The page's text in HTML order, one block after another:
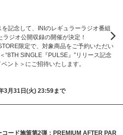
記念して、INIのレギュラーラジオ番組
ラジオ公開収録の開催が決定！
限定で、対象商品をご予約いただい
“8TH SINGLE『PULSE』”リリース記念
ント＞にご招待いたします。
3月31日(火) 23:59まで
ード施策第2弾：PREMIUM AFTER PAR